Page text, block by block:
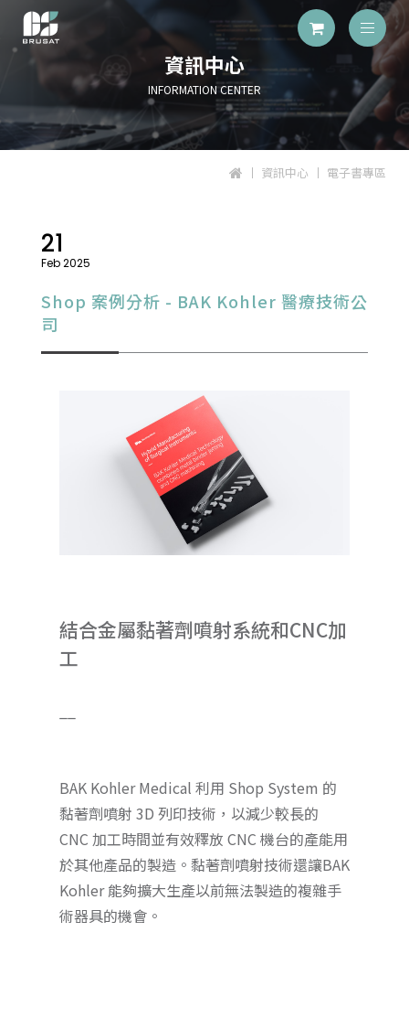
資訊中心
INFORMATION CENTER
資訊中心 電子書專區
21
Feb 2025
Shop 案例分析 - BAK Kohler 醫療技術公
司
結合金屬黏著劑噴射系統和CNC加
工
BAK Kohler Medical 利用 Shop System 的
黏著劑噴射 3D 列印技術，以減少較長的
CNC 加工時間並有效釋放 CNC 機台的產能用
於其他產品的製造。黏著劑噴射技術還讓BAK
Kohler 能夠擴大生產以前無法製造的複雜手
術器具的機會。